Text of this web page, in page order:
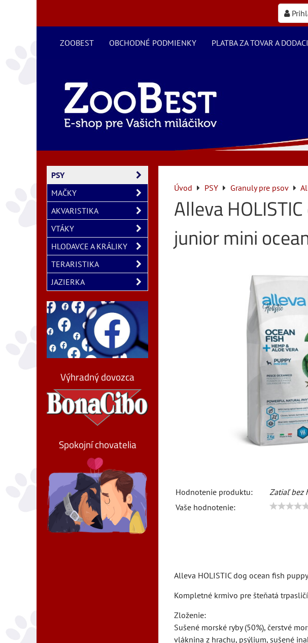
ZOOBEST OBCHODNÉ PODMIENKY PLATBA ZA TOVAR A
Úvod PSY Granuly pre psov
Alleva
junior mini
Hodnotenie produktu:
Zatiaľ bez
Vaše hodnotenie:
Alleva HOLISTIC dog ocean fish
Kompletné krmivo pre šteňatá
Zloženie:
Sušené morské ryby (50%), čerstvé
vláknina z hrachu, psýlium, sušené
PSY
MAČKY
AKVARISTIKA
VTÁKY
HLODAVCE A KRÁLIKY
TERARISTIKA
JAZIERKA
Výhradný dovozca
Spokojní chovatelia